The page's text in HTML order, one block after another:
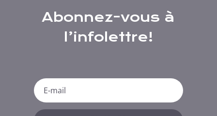
Abonnez-vous à
l’infolettre!